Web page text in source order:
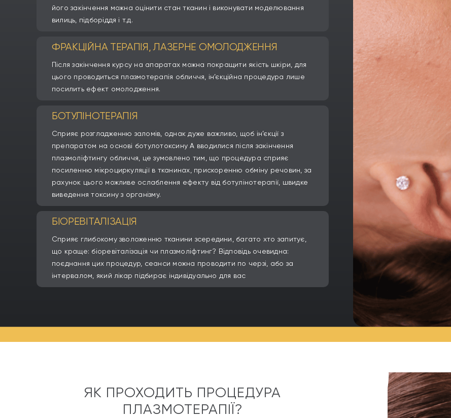
його закінчення можна оцінити стан тканин і виконувати моделювання
вилиць, підборіддя і т.д.
ФРАКЦІЙНА ТЕРАПІЯ, ЛАЗЕРНЕ ОМОЛОДЖЕННЯ
Після закінчення курсу на апаратах можна покращити якість шкіри, для
цього проводиться плазмотерапія обличчя, ін’єкційна процедура лише
посилить ефект омолодження.
БОТУЛІНОТЕРАПІЯ
Сприяє розгладженню заломів, однак дуже важливо, щоб ін’єкції з
препаратом на основі ботулотоксину А вводилися після закінчення
плазмоліфтингу обличчя, це зумовлено тим, що процедура сприяє
посиленню мікроциркуляції в тканинах, прискоренню обміну речовин, за
рахунок цього можливе ослаблення ефекту від ботулінотерапії, швидке
виведення токсину з організму.
БІОРЕВІТАЛІЗАЦІЯ
Сприяє глибокому зволоженню тканини зсередини, багато хто запитує,
що краще: біоревіталізація чи плазмоліфтинг? Відповідь очевидна:
поєднання цих процедур, сеанси можна проводити по черзі, або за
інтервалом, який лікар підбирає індивідуально для вас
ЯК ПРОХОДИТЬ ПРОЦЕДУРА
ПЛАЗМОТЕРАПІЇ?